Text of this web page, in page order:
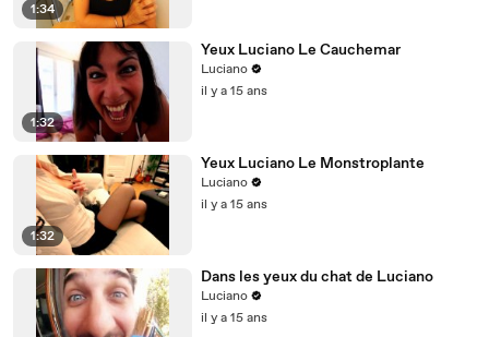
1:34
1:32
Yeux Luciano Le Cauchemar
Luciano
il y a 15 ans
1:32
Yeux Luciano Le Monstroplante
Luciano
il y a 15 ans
Dans les yeux du chat de Luciano
Luciano
il y a 15 ans